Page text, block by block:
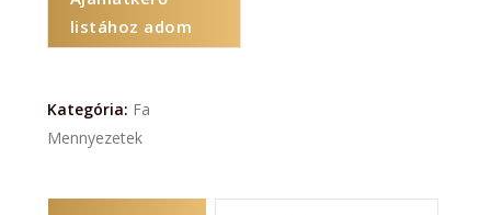
listához adom
Kategória: Fa
Mennyezetek